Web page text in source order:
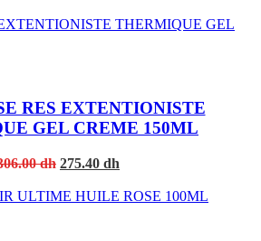
was:
is:
RES EXTENTIONISTE
GEL CREME 150ML
dh Original
was:
275.40 dh
is: